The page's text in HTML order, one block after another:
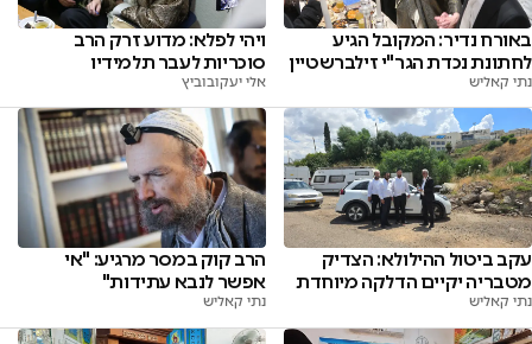
באורח נדיר: המקובל הגיע
לחתונת נכדת הגר"י זילברשטיין
נתי קאליש
ויהי לפלא: מדוע זרק הרב
סוכריות לעבר תלמידיו
אלי יעקובוביץ
עקב ביטול ההילולא: הצדיק
מטבריה יקיים הדלקה מיוחדת
נתי קאליש
הרב קוק במסר מרגיע: "אי
אפשר לנבא עתידות"
נתי קאליש